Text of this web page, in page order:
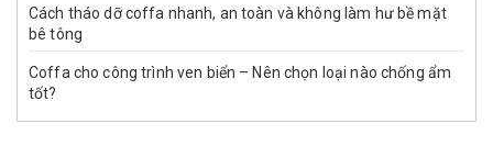
Cách tháo dỡ coffa nhanh, an toàn và không làm hư bề mặt
bê tông
Coffa cho công trình ven biển – Nên chọn loại nào chống ẩm
tốt?